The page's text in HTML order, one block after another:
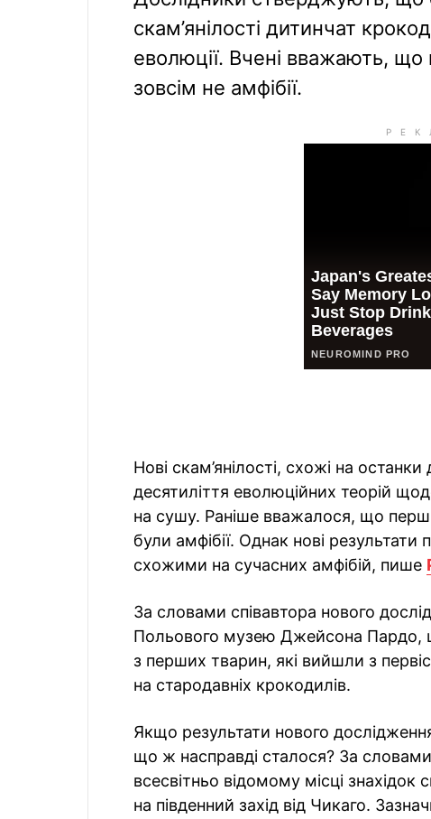
скам’янілості дитинчат
еволюції. Вчені вважають,
зовсім не амфібії.
Нові скам’янілості, схожі на
десятиліття еволюційних теорій
на сушу. Раніше вважалося, що
були амфібії. Однак нові
схожими на сучасних амфібій, пише
За словами співавтора нового
Польового музею Джейсона Пардо,
з перших тварин, які вийшли з
на стародавніх крокодилів.
Якщо результати нового
що ж насправді сталося? За
всесвітньо відомому місці знахідок
на південний захід від Чикаго.